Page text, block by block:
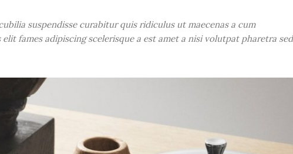
suspendisse curabitur quis ridiculus ut maecenas a cum
fames adipiscing scelerisque a est amet a nisi volutpat pharetra sed